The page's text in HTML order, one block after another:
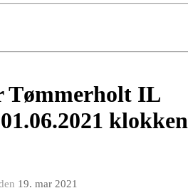
Tømmerholt IL
klokken
19. mar 2021